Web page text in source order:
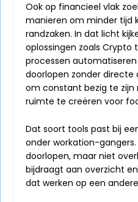
Ook op financieel vlak
manieren om minder tijd
randzaken. In dat licht
oplossingen zoalsCrypto
processen
doorlopen zonder directe
om constant bezig te
ruimte te creëren voor
Dat soort tools past bij
onder workation-
doorlopen, maar niet
bijdraagt aan overzicht
dat werken op een